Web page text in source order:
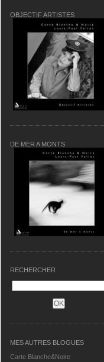
OBJECTIF ARTISTES
DE MER A MONTS
RECHERCHER
MES AUTRES BLOGUES
Carte Blanche&Noire